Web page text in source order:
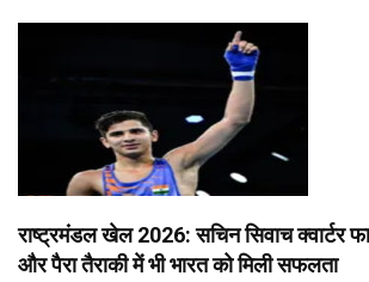
राष्ट्रमंडल खेल 2026: सचिन सिवाच क्वार्टर
और पैरा तैराकी में भी भारत को मिली सफलता